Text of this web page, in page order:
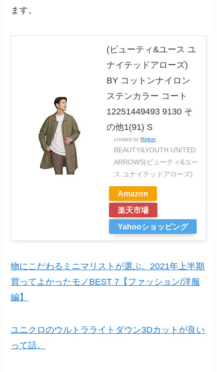
ます。
(ビューティ&ユース ユ
ナイテッドアローズ)
BY コットンナイロン
ステンカラー コート
12251449493 9130 そ
の他1(91) S
created by Rinker
BEAUTY&YOUTH UNITED
ARROWS(ビューティ&ユー
ス ユナイテッドアローズ)
Amazon
楽天市場
Yahooショッピング
物にこだわるミニマリストが選ぶ。2021年上半期
買ってよかったモノBEST 7【ファッション/洋服
編】
ユニクロのウルトラライトダウン3Dカットが良い
って話。